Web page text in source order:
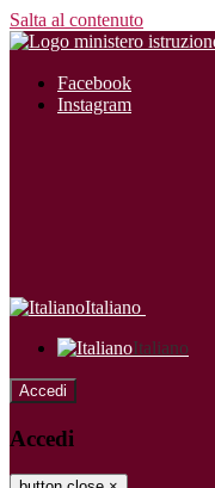
Salta al contenuto
Facebook
Instagram
Italiano
Italiano
Accedi
Accedi